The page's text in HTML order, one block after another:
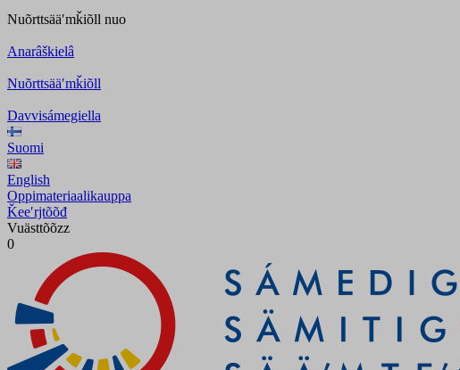
Nuõrttsääʹmǩiõll nuo
Anarâškielâ
Nuõrttsääʹmǩiõll
Davvisámegiella
Suomi
English
Oppimateriaalikauppa
Ǩeeʹrjtõõđ
Vuästtõõzz
0